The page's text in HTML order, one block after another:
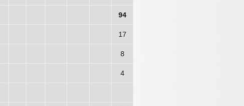
94
17
8
4